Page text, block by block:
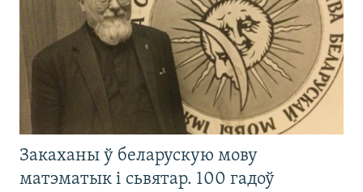
Закаханы ў беларускую мову
матэматык і сьвятар. 100 гадоў